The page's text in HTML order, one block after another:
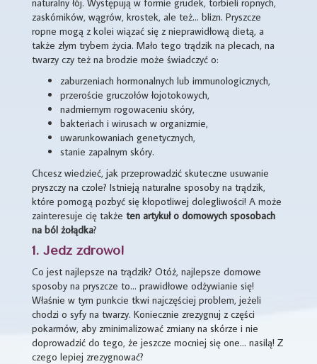
zaskórników, wągrów, krostek, ale też… blizn. Pryszcze
ropne mogą z kolei wiązać się z nieprawidłową dietą, a
także złym trybem życia. Mało tego trądzik na plecach, na
twarzy czy też na brodzie może świadczyć o:
zaburzeniach hormonalnych lub immunologicznych,
przeroście gruczołów łojotokowych,
nadmiernym rogowaceniu skóry,
bakteriach i wirusach w organizmie,
uwarunkowaniach genetycznych,
stanie zapalnym skóry.
Chcesz wiedzieć, jak przeprowadzić skuteczne usuwanie
pryszczy na czole? Istnieją naturalne sposoby na trądzik,
które pomogą pozbyć się kłopotliwej dolegliwości! A może
zainteresuje cię także ten artykuł o domowych sposobach
na ból żołądka?
1. Jedz zdrowo!
Co jest najlepsze na trądzik? Otóż, najlepsze domowe
sposoby na pryszcze to… prawidłowe odżywianie się!
Właśnie w tym punkcie tkwi najczęściej problem, jeżeli
chodzi o syfy na twarzy. Koniecznie zrezygnuj z części
pokarmów, aby zminimalizować zmiany na skórze i nie
doprowadzić do tego, że jeszcze mocniej się one… nasilą! Z
czego lepiej zrezygnować?